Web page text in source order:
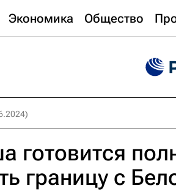
Экономика Общество
готовится
границу с